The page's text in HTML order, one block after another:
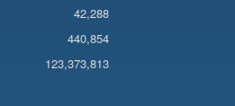
42,288
440,854
123,373,813